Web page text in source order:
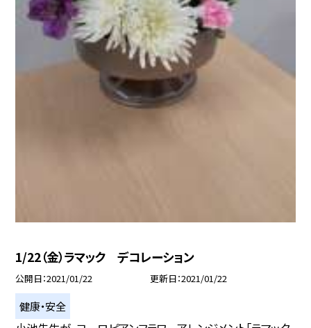
1/22（金）ラマック デコレーション
公開日 2021/01/22 更新日 2021/01/22
健康・安全